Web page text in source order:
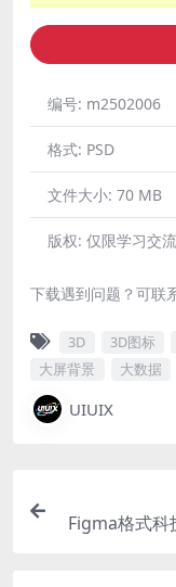
编号: m2502006
格式: PSD
文件大小: 70 MB
版权: 仅限学习交流
下载遇到问题？可联
3D 3D图标
大屏背景
大数据
UIUIX
Figma格式科